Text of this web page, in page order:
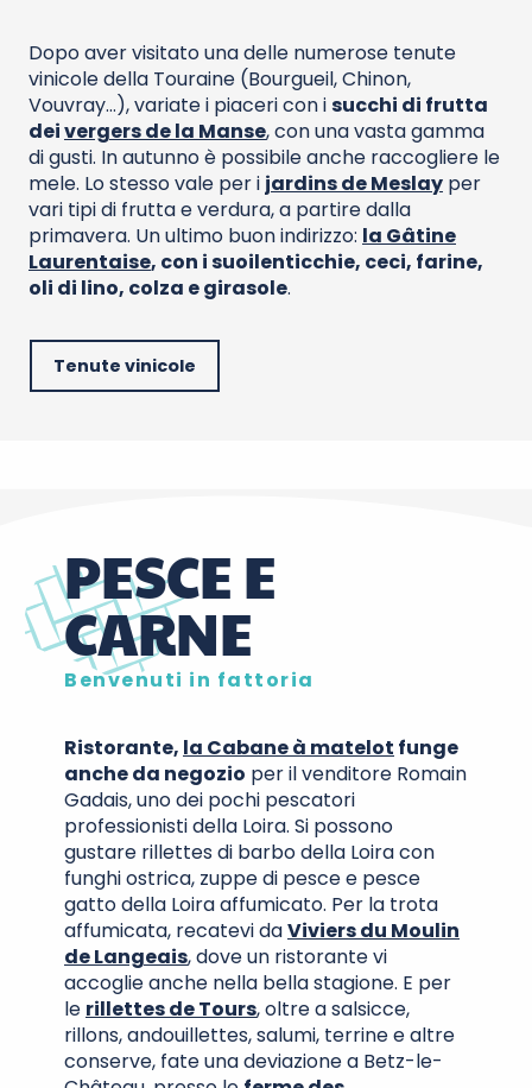
Dopo aver visitato una delle numerose tenute
vinicole della Touraine (Bourgueil, Chinon,
Vouvray…), variate i piaceri con isucchi di frutta
deivergers de la Manse, con una vasta gamma
di gusti. In autunno è possibile anche raccogliere le
mele. Lo stesso vale per i jardins de Meslay per
vari tipi di frutta e verdura, a partire dalla
primavera. Un ultimo buon indirizzo: la Gâtine
Laurentaise, con i suoilenticchie, ceci, farine,
oli di lino, colza e girasole.
Tenute vinicole
PESCE E
CARNE
Benvenuti in fattoria
Ristorante, la Cabane à matelot funge
anche da negozio per il venditore Romain
Gadais, uno dei pochi pescatori
professionisti della Loira. Si possono
gustare rillettes di barbo della Loira con
funghi ostrica, zuppe di pesce e pesce
gatto della Loira affumicato. Per la trota
affumicata, recatevi daViviers du Moulin
de Langeais, dove un ristorante vi
accoglie anche nella bella stagione. E per
le rillettes de Tours, oltre a salsicce,
rillons, andouillettes, salumi, terrine e altre
conserve, fate una deviazione a Betz-le-